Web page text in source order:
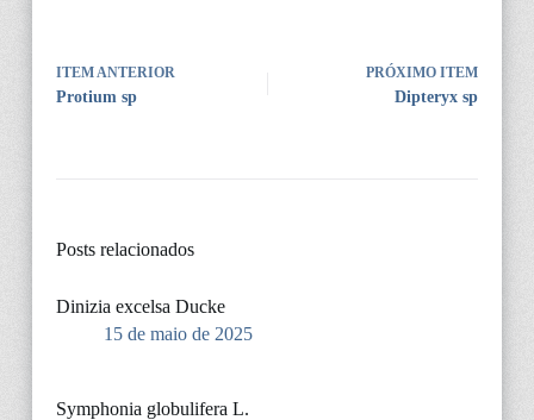
ITEM ANTERIOR
Protium sp
PRÓXIMO ITEM
Dipteryx sp
Posts relacionados
Dinizia excelsa Ducke
15 de maio de 2025
Symphonia globulifera L.